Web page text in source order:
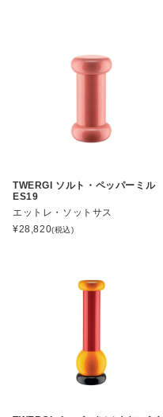
TWERGI ソルト・ペッパーミル
ES19
エットレ・ソットサス
¥28,820(税込)